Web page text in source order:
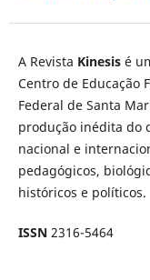
A Revista Kinesisé
Centro de Educação
Federal de Santa
produção inédita do
nacional e
pedagógicos,
históricos e políticos.
ISSN2316-5464